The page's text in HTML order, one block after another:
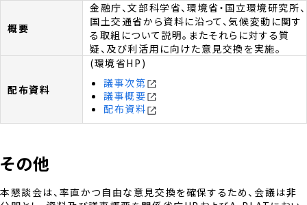
金融庁、文部科学省、環境省・国立環境研究所、
国土交通省から資料に沿って、気候変動に関す
る取組について説明。またそれらに対する質
疑、及び利活用に向けた意見交換を実施。
(環境省HP)
議事次第
議事概要
配布資料
その他
本懇談会は、率直かつ自由な意見交換を確保するため、会議は非